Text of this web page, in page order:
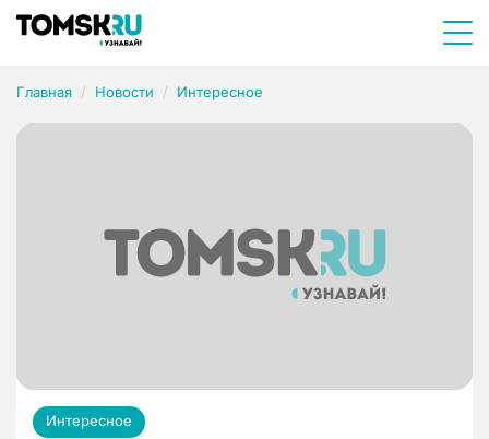
Главная Новости Интересное
Интересное